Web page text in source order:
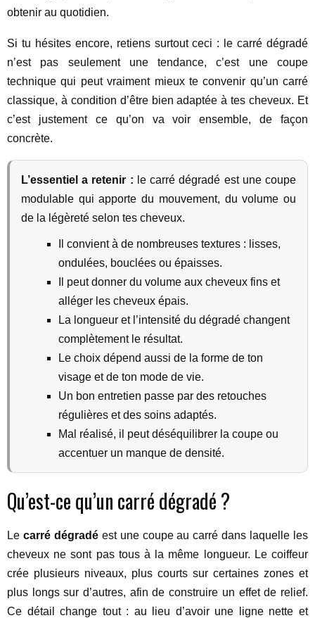
obtenir au quotidien.
Si tu hésites encore, retiens surtout ceci : le carré dégradé
n’est pas seulement une tendance, c’est une coupe
technique qui peut vraiment mieux te convenir qu’un carré
classique, à condition d’être bien adaptée à tes cheveux. Et
c’est justement ce qu’on va voir ensemble, de façon
concrète.
L’essentiel a retenir : le carré dégradé est une coupe
modulable qui apporte du mouvement, du volume ou
de la légèreté selon tes cheveux.
Il convient à de nombreuses textures : lisses,
ondulées, bouclées ou épaisses.
Il peut donner du volume aux cheveux fins et
alléger les cheveux épais.
La longueur et l’intensité du dégradé changent
complètement le résultat.
Le choix dépend aussi de la forme de ton
visage et de ton mode de vie.
Un bon entretien passe par des retouches
régulières et des soins adaptés.
Mal réalisé, il peut déséquilibrer la coupe ou
accentuer un manque de densité.
Qu’est-ce qu’un carré dégradé ?
Le carré dégradéest une coupe au carré dans laquelle les
cheveux ne sont pas tous à la même longueur. Le coiffeur
crée plusieurs niveaux, plus courts sur certaines zones et
plus longs sur d’autres, afin de construire un effet de relief.
Ce détail change tout : au lieu d’avoir une ligne nette et